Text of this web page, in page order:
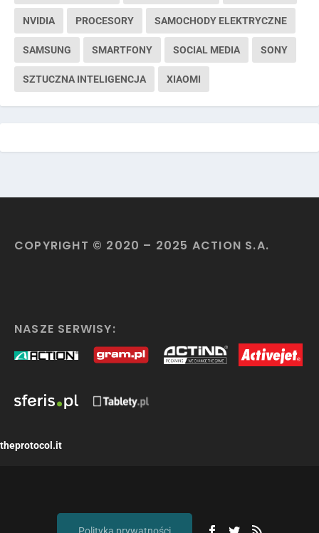
NVIDIA PROCESORY SAMOCHODY ELEKTRYCZNE
SAMSUNG SMARTFONY SOCIAL MEDIA SONY
SZTUCZNA INTELIGENCJA XIAOMI
COPYRIGHT © 2020 – 2025 ACTION S.A.
NASZE SERWISY:
theprotocol.it